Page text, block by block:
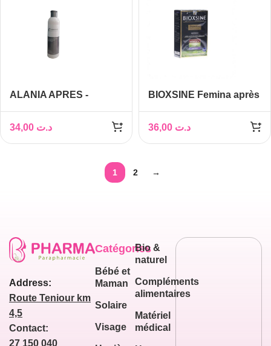
ALANIA APRES -
REPARATEUR 250ML
د.ت
BIOXSINE Femina après
300ml
د.ت
1 2 →
Address:
Route Teniour km
4,5
Contact:
27 150 040
Catégories
Bébé et
Maman
Solaire
Visage
Bio &
naturel
Compléments
alimentaires
Matériel
médical